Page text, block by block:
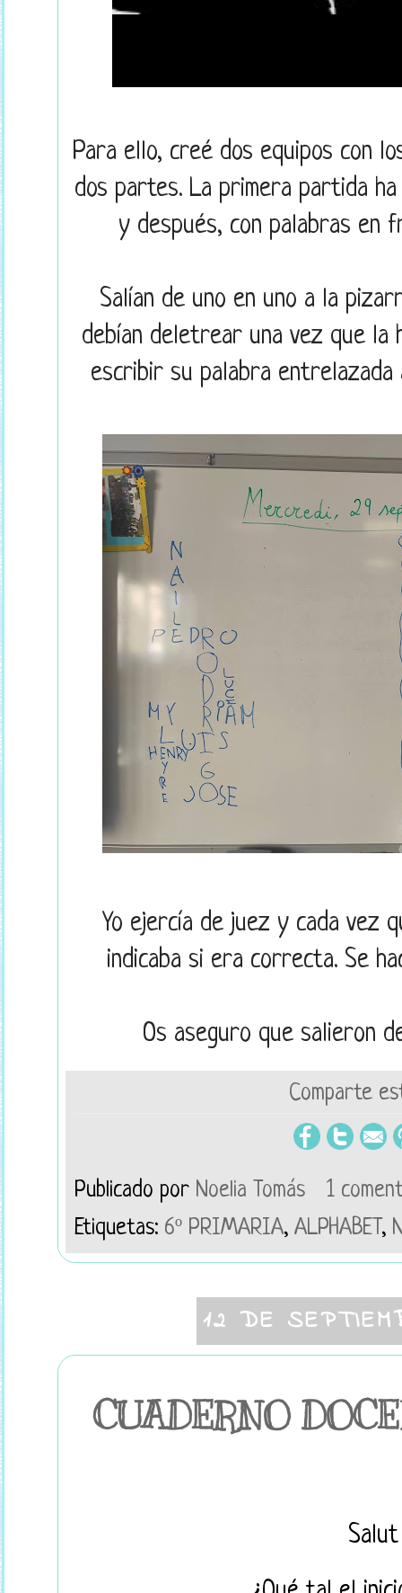
Para ello, creé dos equipos con
dos partes. La primera partida
y después, con palabras en
Salían de uno en uno a la
debían deletrear una vez que la
escribir su palabra entrelazada
Yo ejercía de juez y cada vez
indicaba si era correcta. Se
Os aseguro que salieron de
Comparte
Publicado por Noelia Tomás
1
Etiquetas: 6º PRIMARIA, ALPHABET,
12 DE
CUADERNO